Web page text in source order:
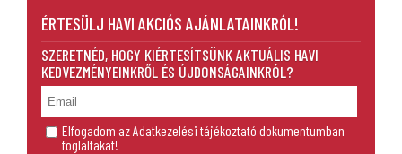
ÉRTESÜLJ HAVI AKCIÓS AJÁNLATAINKRÓL!
SZERETNÉD, HOGY KIÉRTESÍTSÜNK AKTUÁLIS HAVI
KEDVEZMÉNYEINKRŐL ÉS ÚJDONSÁGAINKRÓL?
Elfogadom az Adatkezelési tájékoztató dokumentumban
foglaltakat!